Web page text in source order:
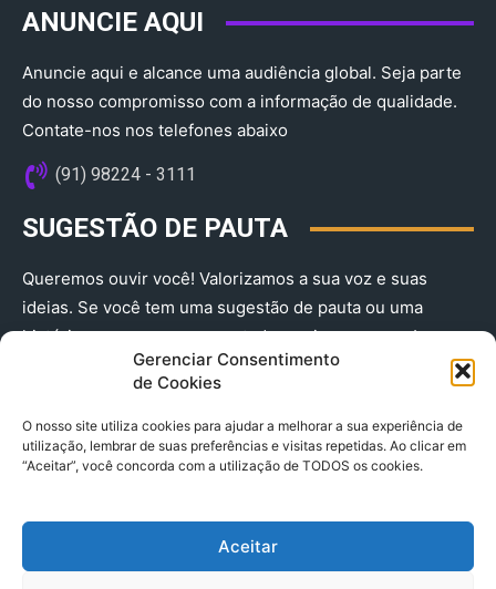
Gerenciar Consentimento
de Cookies
O nosso site utiliza cookies para ajudar a melhorar a sua experiência de
utilização, lembrar de suas preferências e visitas repetidas. Ao clicar em
“Aceitar”, você concorda com a utilização de TODOS os cookies.
Aceitar
ANUNCIE AQUI
Anuncie aqui e alcance uma audiência global. Seja parte
do nosso compromisso com a informação de qualidade.
Contate-nos nos telefones abaixo
(91) 98224 - 3111
SUGESTÃO DE PAUTA
Queremos ouvir você! Valorizamos a sua voz e suas
ideias. Se você tem uma sugestão de pauta ou uma
história que merece ser contada, envie-nos agora!
(91) 98224 - 3111
© 2025 A Província do Pará CNPJ: 04.901.141/0001-36 End .